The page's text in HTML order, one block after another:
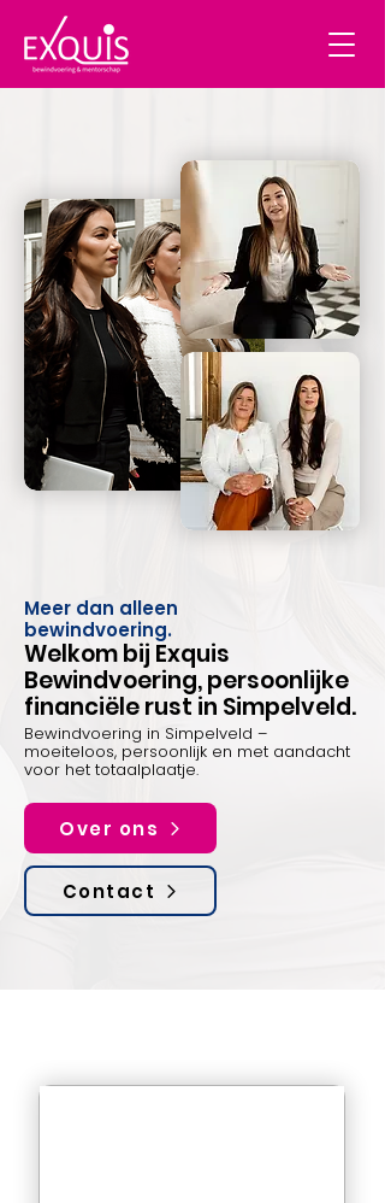
Meer dan alleen
bewindvoering.
Welkom bij Exquis
Bewindvoering, persoonlijke
financiële rust in Simpelveld.
Bewindvoering in Simpelveld –
moeiteloos, persoonlijk en met aandacht
voor het totaalplaatje.
Over ons
Contact